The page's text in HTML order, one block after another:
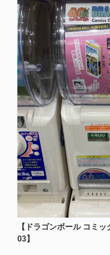
【ドラゴンボール コミ
03】